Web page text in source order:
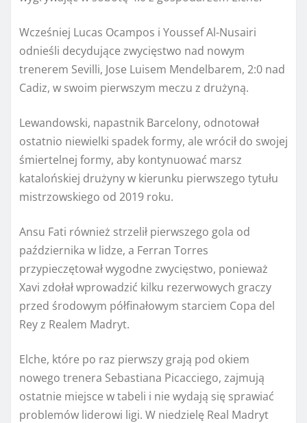
Wcześniej Lucas Ocampos i Youssef Al-Nusairi
odnieśli decydujące zwycięstwo nad nowym
trenerem Sevilli, Jose Luisem Mendelbarem, 2:0 nad
Cadiz, w swoim pierwszym meczu z drużyną.
Lewandowski, napastnik Barcelony, odnotował
ostatnio niewielki spadek formy, ale wrócił do swojej
śmiertelnej formy, aby kontynuować marsz
katalońskiej drużyny w kierunku pierwszego tytułu
mistrzowskiego od 2019 roku.
Ansu Fati również strzelił pierwszego gola od
października w lidze, a Ferran Torres
przypieczętował wygodne zwycięstwo, ponieważ
Xavi zdołał wprowadzić kilku rezerwowych graczy
przed środowym półfinałowym starciem Copa del
Rey z Realem Madryt.
Elche, które po raz pierwszy grają pod okiem
nowego trenera Sebastiana Picacciego, zajmują
ostatnie miejsce w tabeli i nie wydają się sprawiać
problemów liderowi ligi. W niedzielę Real Madryt